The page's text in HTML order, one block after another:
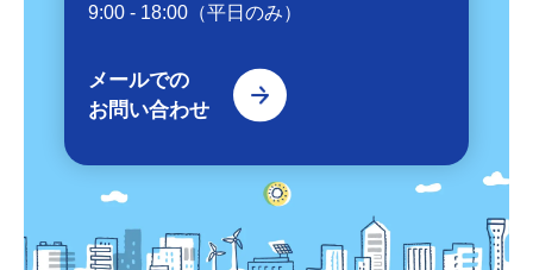
9:00 - 18:00（平日のみ）
メールでの
お問い合わせ